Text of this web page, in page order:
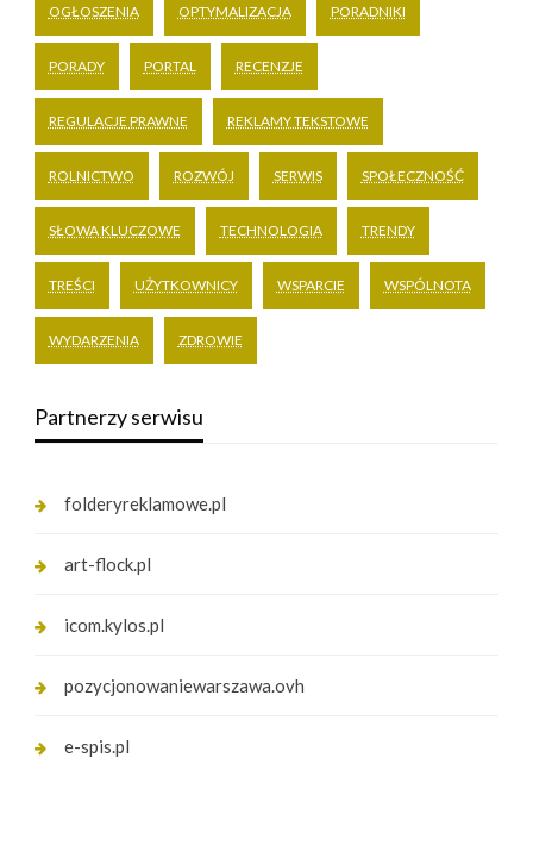
OGŁOSZENIA OPTYMALIZACJA PORADNIKI
PORADY PORTAL RECENZJE
REGULACJE PRAWNE REKLAMY TEKSTOWE
ROLNICTWO ROZWÓJ SERWIS SPOŁECZNOŚĆ
SŁOWA KLUCZOWE TECHNOLOGIA TRENDY
TREŚCI UŻYTKOWNICY WSPARCIE WSPÓLNOTA
WYDARZENIA ZDROWIE
Partnerzy serwisu
folderyreklamowe.pl
art-flock.pl
icom.kylos.pl
pozycjonowaniewarszawa.ovh
e-spis.pl